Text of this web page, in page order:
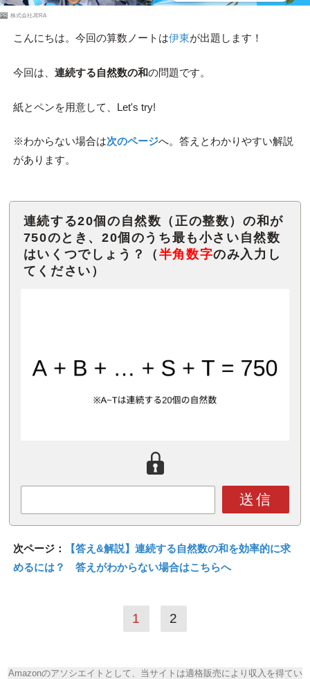
PR 株式会社JERA
こんにちは。今回の算数ノートは伊東が出題します！
今回は、 連続する自然数の和の問題です。
紙とペンを用意して、Let's try!
※わからない場合は次のページへ。答えとわかりやすい解説
があります。
連続する20個の自然数（正の整数）の和が
750のとき、20個のうち最も小さい自然数
はいくつでしょう？（ 半角数字のみ入力し
てください）
送信
次ページ：
【答え&解説】連続する自然数の和を効率的に求
めるには？ 答えがわからない場合はこちらへ
1 2
Amazonのアソシエイトとして、当サイトは適格販売により収入を得てい